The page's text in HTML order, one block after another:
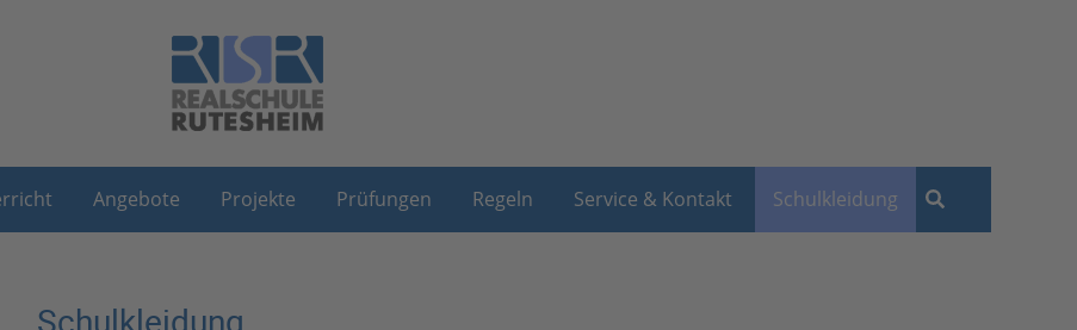
Angebote Projekte Prüfungen Regeln Service & Kontakt Schulkleidung
Schulkleidung